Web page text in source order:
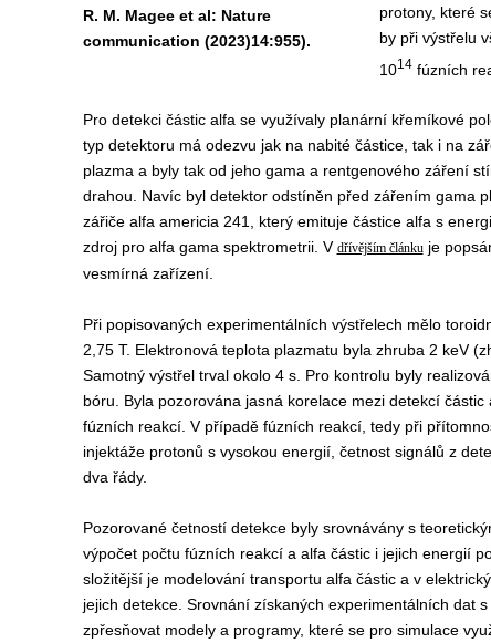
R. M. Magee et al: Nature
communication (2023)14:955).
protony, které
by při výstřelu
1014fúzních
Pro detekci částic alfa se využívaly planární křemíkové
typ detektoru má odezvu jak na nabité částice, tak i na
plazma a byly tak od jeho gama a rentgenového záření
drahou. Navíc byl detektor odstíněn před zářením gama
zářiče alfa americia 241, který emituje částice alfa s
zdroj pro alfa gama spektrometrii. V dřívějším článkuje
vesmírná zařízení.
Při popisovaných experimentálních výstřelech mělo
2,75 T. Elektronová teplota plazmatu byla zhruba 2 keV
Samotný výstřel trval okolo 4 s. Pro kontrolu byly
bóru. Byla pozorována jasná korelace mezi detekcí
fúzních reakcí. V případě fúzních reakcí, tedy při
injektáže protonů s vysokou energií, četnost signálů z
dva řády.
Pozorované četností detekce byly srovnávány s
výpočet počtu fúzních reakcí a alfa částic i jejich energií
složitější je modelování transportu alfa částic a v
jejich detekce. Srovnání získaných experimentálních dat
zpřesňovat modely a programy, které se pro simulace